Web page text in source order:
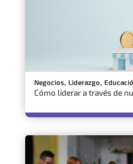
Negocios, Liderazgo,
Cómo liderar a través de